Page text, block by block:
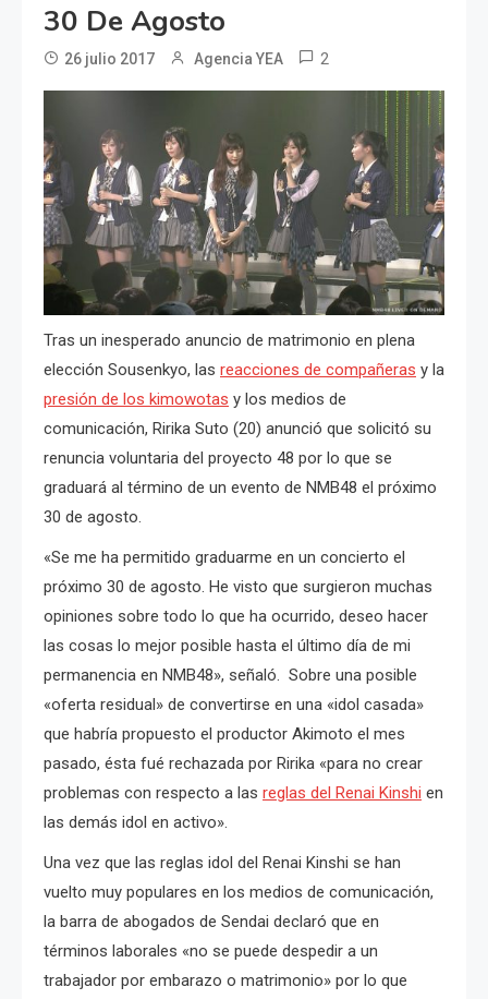
30 De Agosto
26 julio 2017 Agencia YEA 2
Tras un inesperado anuncio de matrimonio en plena
elección Sousenkyo, las reacciones de compañeras y la
presión de los kimowotas y los medios de
comunicación, Ririka Suto (20) anunció que solicitó su
renuncia voluntaria del proyecto 48 por lo que se
graduará al término de un evento de NMB48 el próximo
30 de agosto.
«Se me ha permitido graduarme en un concierto el
próximo 30 de agosto. He visto que surgieron muchas
opiniones sobre todo lo que ha ocurrido, deseo hacer
las cosas lo mejor posible hasta el último día de mi
permanencia en NMB48», señaló. Sobre una posible
«oferta residual» de convertirse en una «idol casada»
que habría propuesto el productor Akimoto el mes
pasado, ésta fué rechazada por Ririka «para no crear
problemas con respecto a las reglas del Renai Kinshi en
las demás idol en activo».
Una vez que las reglas idol del Renai Kinshi se han
vuelto muy populares en los medios de comunicación,
la barra de abogados de Sendai declaró que en
términos laborales «no se puede despedir a un
trabajador por embarazo o matrimonio» por lo que